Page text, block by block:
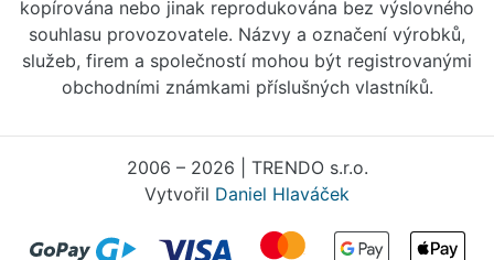
kopírována nebo jinak reprodukována bez výslovného
souhlasu provozovatele. Názvy a označení výrobků,
služeb, firem a společností mohou být registrovanými
obchodními známkami příslušných vlastníků.
2006 – 2026 | TRENDO s.r.o.
Vytvořil Daniel Hlaváček